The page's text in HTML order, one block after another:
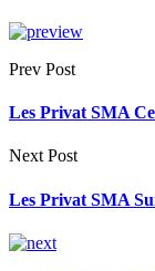
Prev Post
Les Privat SMA
Next Post
Les Privat SMA